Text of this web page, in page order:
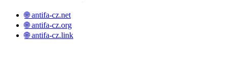
🌐 antifa-cz.net
🌐 antifa-cz.org
🌐 antifa-cz.link